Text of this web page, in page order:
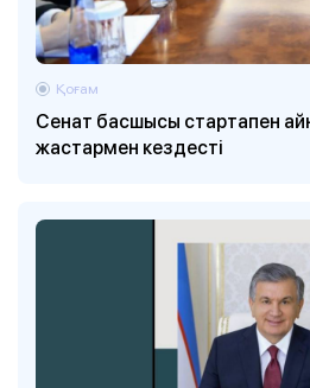
Сенат басшысы стартапен
жастармен кездесті
Қоғам